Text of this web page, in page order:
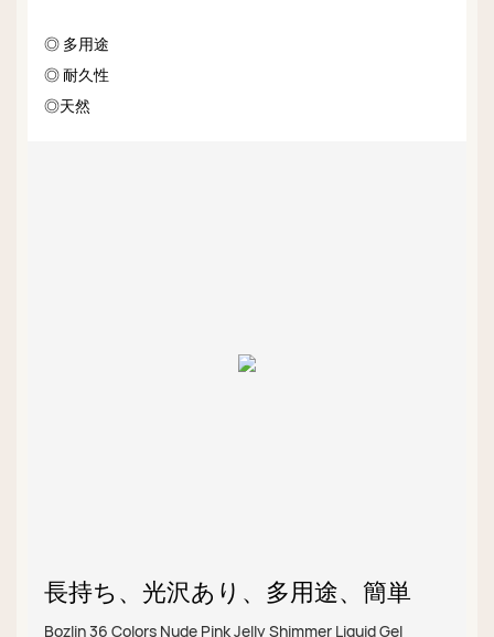
◎ 多用途
◎ 耐久性
◎天然
長持ち、光沢あり、多用途、簡単
Bozlin 36 Colors Nude Pink Jelly Shimmer Liquid Gel